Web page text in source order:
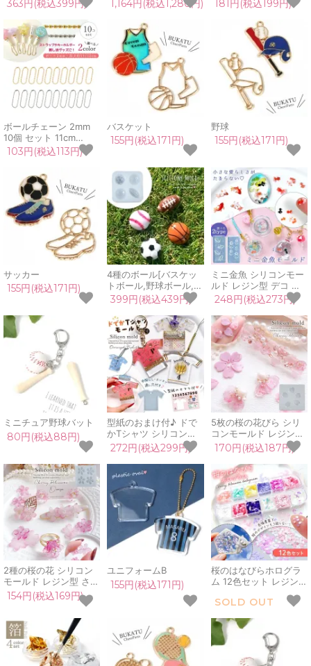
ラ フラワー 春 シェイ
カーモールド 手芸 カシ
ャカシャ中身が動く カ
プセル お守り
363円(税込399円) 1,164円(税込1,280円)
着色料 不透明 和菓子
UVレジン液 高発色 手
芸 クラフト
GreenOceanオリジナ
ル♪
181円(税込199円)
ボールチェーン 2mm
10個 セット 11cm
12cm 10本 ゴールド シ
ルバー ストラップ アク
セサリー パーツ 材料
留め具 玉鎖 金具 コネ
クター付き
103円(税込113円)
バスケット
155円(税込171円)
野球
155円(税込171円)
サッカー
155円(税込171円)
4種のボール[バスケッ
トボール,野球ボール,ラ
グビーボール,サッカー
ボール,スポーツ,部活,
応援,丸,半球,手芸,球技]
399円(税込439円)
ミニ金魚 シリコンモー
ルド レジン型 デコ 封
入 パーツ 鯉 魚 和金 出
目金 琉金 らんちゅう
金魚すくい 和風 小さい
リアル 夏 お祭り UVレ
ジン
248円(税込273円)
ミニチュア野球バット
80円(税込88円)
型紙のおまけ付♪ ドで
かTシャツ シリコンモ
ールド ユニホーム ユニ
フォーム 大きい 部活
応援 御守 お守り ネー
ムプレート 名札 推し活
名前 タグ UVレジン 手
芸
272円(税込299円)
5枚の桜の花びら シリ
コンモールド レジン型
さくら サクラ 春 合格
入学 卒業 お守り 和風
アクセサリー デコパー
ツ UVレジン LEDレジ
ン 手芸 クラフト
170円(税込187円)
2種の桜の花 シリコン
モールド レジン型 さく
ら サクラ 花びら 春 合
格 入学 卒業 お守り 和
ーツ UVレジン LEDレ
ジン 手芸 クラフト
154円(税込169円)
ユニフォームB
155円(税込171円)
桜のはなびらホログラ
ム 12色セット レジン封
入 和風 和 桜 さくら サ
クラ 花びら フラワー
ーツ ネイル用品 デコパ
ーツ キラキラ カシャカ
シャ 手芸 クラフト
SOLD OUT